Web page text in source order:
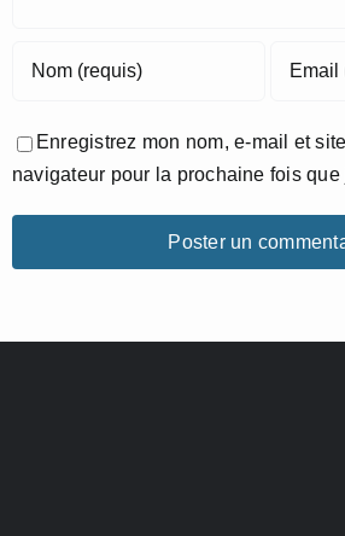
Enregistrez mon nom, e-mail et
navigateur pour la prochaine fois que